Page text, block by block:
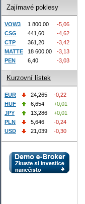
Zajímavé poklesy
VOW3 1 800,00
-5,06
CSG
441,60
-4,62
CTP
361,20
-3,42
MATTE
18 600,00
-3,13
PEN
6,40 -3,03
Kurzovní lístek
EUR 24,265
-0,22
HUF
6,654
+0,01
JPY
13,286
+0,01
PLN
5,646
-0,24
USD
21,039 -0,30